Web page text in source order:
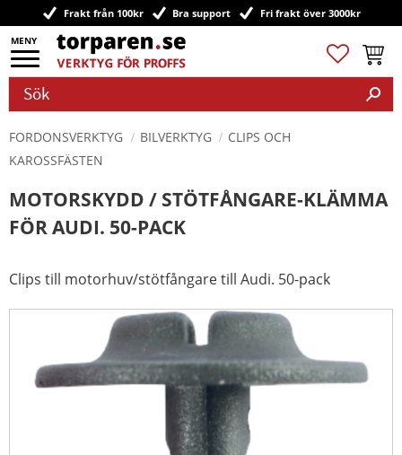
Meny
Frakt från 100kr Bra support Fri frakt över 3000kr
Favoriter
FORDONSVERKTYG BILVERKTYG
CLIPS OCH
KAROSSFÄSTEN
MOTORSKYDD / STÖTFÅNGARE-KLÄMMA
FÖR AUDI. 50-PACK
Clips till motorhuv/stötfångare till Audi. 50-pack